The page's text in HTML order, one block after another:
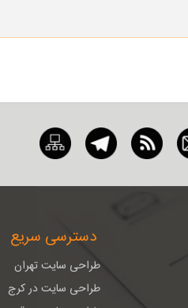
دسترسی سریع
طراحی سایت تهران
طراحی سایت در کرج